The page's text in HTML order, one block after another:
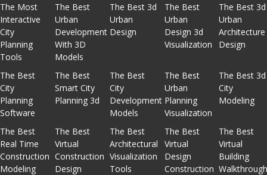
The Most
Interactive
City
Planning
Tools
The Best
Urban
Development
With 3D
Models
The Best 3d
Urban
Design
The Best
Urban
Design 3d
Visualization
The Best 3d
Urban
Architecture
Design
The Best
City
Planning
Software
The Best
Smart City
Planning 3d
The Best
City
Development
Models
The Best
Urban
Planning
Visualization
The Best 3d
City
Modeling
The Best
Real Time
Construction
Modeling
The Best
Virtual
Construction
Design
The Best
Architectural
Visualization
Tools
The Best
Virtual
Design
Construction
The Best
Virtual
Building